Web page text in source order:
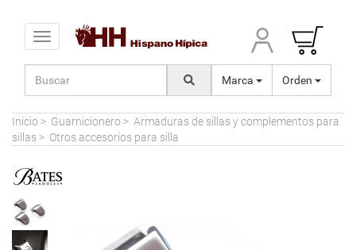
Toggle navigation
Marca Orden
Inicio > Guarnicionero > Armaduras de sillas y complementos para
sillas > Otros accesorios para silla